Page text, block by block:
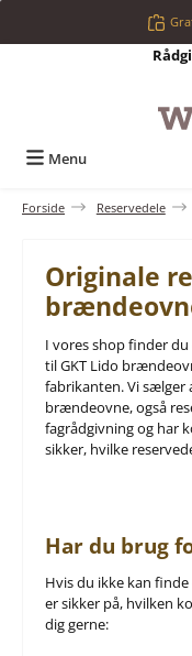
Menu
Forside Reservedele
Originale
I vores shop finder
til GKT Lido
fabrikanten. Vi sælger
brændeovne, også
fagrådgivning og har
sikker, hvilke
Har du brug
Hvis du ikke kan
er sikker på, hvilken
dig gerne: